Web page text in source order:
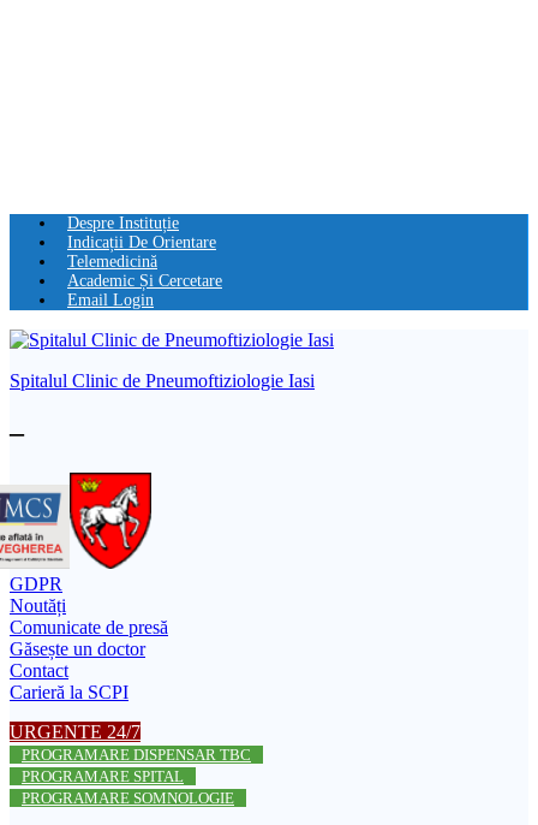
Despre Instituție
Indicații De Orientare
Telemedicină
Academic Și Cercetare
Email Login
Spitalul Clinic de Pneumoftiziologie Iasi
–
GDPR
Noutăți
Comunicate de presă
Găsește un doctor
Contact
Carieră la SCPI
URGENTE 24/7
PROGRAMARE DISPENSAR TBC
PROGRAMARE SPITAL
PROGRAMARE SOMNOLOGIE